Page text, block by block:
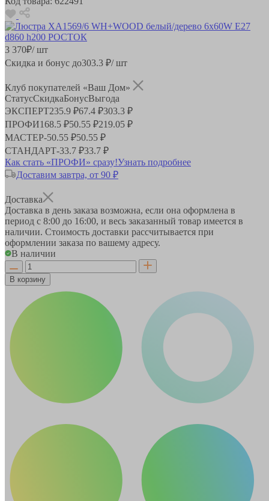
3 370₽/ шт
Скидка и бонус до303.3 ₽/ шт
Клуб покупателей «Ваш Дом»
СтатусСкидкаБонусВыгода
ЭКСПЕРТ235.9 ₽67.4 ₽303.3 ₽
ПРОФИ168.5 ₽50.55 ₽219.05 ₽
МАСТЕР-50.55 ₽50.55 ₽
СТАНДАРТ-33.7 ₽33.7 ₽
Как стать «ПРОФИ» сразу!Узнать подробнее
Доставим завтра, от 90 ₽
Доставка
Доставка в день заказа возможна, если она оформлена в
период с 8:00 до 16:00, и весь заказанный товар имеется в
наличии. Стоимость доставки рассчитывается при
оформлении заказа по вашему адресу.
В наличии
В корзину